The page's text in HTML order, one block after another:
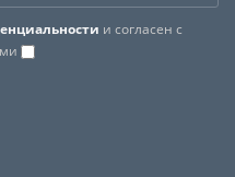
и согласен с